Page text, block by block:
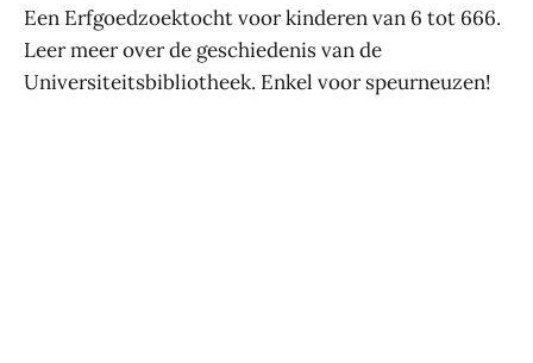
Een Erfgoedzoektocht voor kinderen van 6 tot 666.
Leer meer over de geschiedenis van de
Universiteitsbibliotheek. Enkel voor speurneuzen!